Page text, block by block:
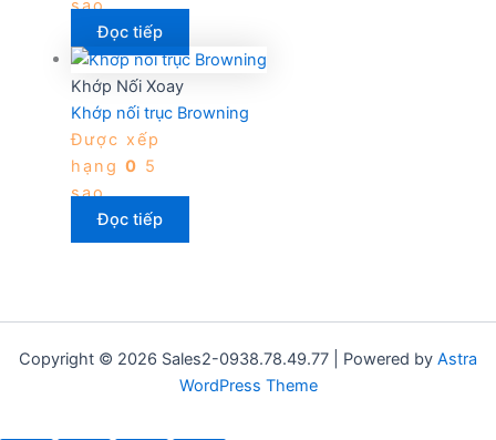
sao
Đọc tiếp
Khớp Nối Xoay
Khớp nối trục Browning
Được xếp
hạng 0 5
sao
Đọc tiếp
Copyright © 2026 Sales2-0938.78.49.77 | Powered by Astra
WordPress Theme